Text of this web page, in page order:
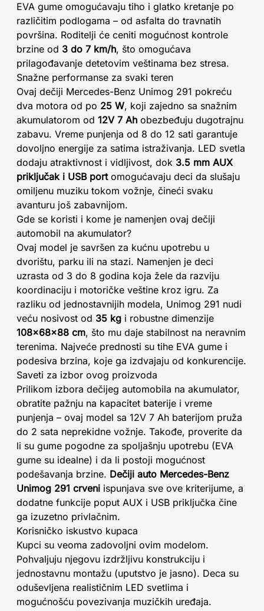
EVA gume omogućavaju tiho i glatko kretanje po
različitim podlogama – od asfalta do travnatih
površina. Roditelji će ceniti mogućnost kontrole
brzine od 3 do 7 km/h, što omogućava
prilagođavanje detetovim veštinama bez stresa.
Snažne performanse za svaki teren
Ovaj dečiji Mercedes-Benz Unimog 291 pokreću
dva motora od po 25 W, koji zajedno sa snažnim
akumulatorom od 12V 7 Ah obezbeđuju dugotrajnu
zabavu. Vreme punjenja od 8 do 12 sati garantuje
dovoljno energije za satima istraživanja. LED svetla
dodaju atraktivnost i vidljivost, dok 3.5 mm AUX
priključak i USB portomogućavaju deci da slušaju
omiljenu muziku tokom vožnje, čineći svaku
avanturu još zabavnijom.
Gde se koristi i kome je namenjen ovaj dečiji
automobil na akumulator?
Ovaj model je savršen za kućnu upotrebu u
dvorištu, parku ili na stazi. Namenjen je deci
uzrasta od 3 do 8 godina koja žele da razviju
koordinaciju i motoričke veštine kroz igru. Za
razliku od jednostavnijih modela, Unimog 291 nudi
veću nosivost od 35 kg i robustne dimenzije
108x68x88 cm, što mu daje stabilnost na neravnim
terenima. Najveće prednosti su tihe EVA gume i
podesiva brzina, koje ga izdvajaju od konkurencije.
Saveti za izbor ovog proizvoda
Prilikom izbora dečijeg automobila na akumulator,
obratite pažnju na kapacitet baterije i vreme
punjenja – ovaj model sa 12V 7 Ah baterijom pruža
do 2 sata neprekidne vožnje. Takođe, proverite da
li su gume pogodne za spoljašnju upotrebu (EVA
gume su idealne) i da li postoji mogućnost
podešavanja brzine. Dečiji auto Mercedes-Benz
Unimog 291 crveni ispunjava sve ove kriterijume, a
dodatne funkcije poput AUX i USB priključka čine
ga izuzetno privlačnim.
Korisničko iskustvo kupaca
Kupci su veoma zadovoljni ovim modelom.
Pohvaljuju njegovu izdržljivu konstrukciju i
jednostavnu montažu (uputstvo je jasno). Deca su
oduševljena realističnim LED svetlima i
mogućnošću povezivanja muzičkih uređaja.